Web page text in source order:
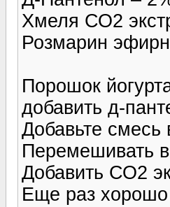
Хмеля СО2
Розмарин
Порошок
добавить д-
Добавьте смесь
Перемешивать
Добавить СО2
Еще раз